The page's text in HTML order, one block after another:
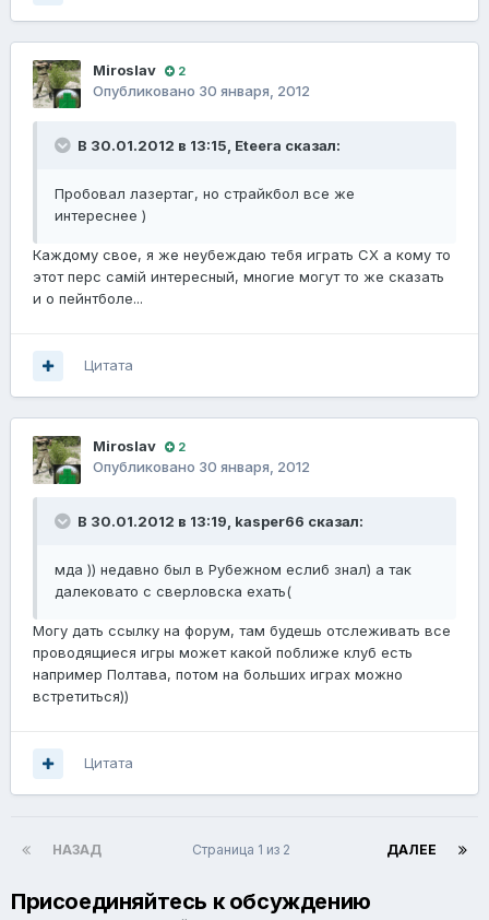
Miroslav 2
Опубликовано 30 января, 2012
В 30.01.2012 в 13:15, Eteera сказал:
Пробовал лазертаг, но страйкбол все же
интереснее )
Каждому свое, я же неубеждаю тебя играть СХ а кому то
этот перс самій интересный, многие могут то же сказать
и о пейнтболе...
Цитата
Miroslav 2
Опубликовано 30 января, 2012
В 30.01.2012 в 13:19, kasper66 сказал:
мда )) недавно был в Рубежном еслиб знал) а так
далековато с сверловска ехать(
Могу дать ссылку на форум, там будешь отслеживать все
проводящиеся игры может какой поближе клуб есть
например Полтава, потом на больших играх можно
встретиться))
Цитата
НАЗАД ДАЛЕЕ
Страница 1 из 2
Присоединяйтесь к обсуждению